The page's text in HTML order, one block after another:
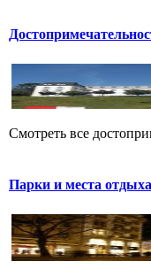
Смотреть все
Парки и места